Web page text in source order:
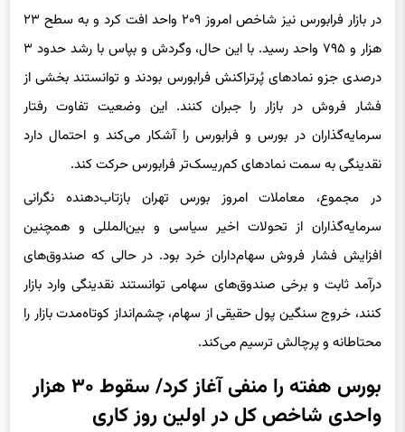
در بازار فرابورس نیز شاخص امروز ۲۰۹ واحد افت کرد و به سطح ۲۳
هزار و ۷۹۵ واحد رسید. با این حال، وگردش و بپاس با رشد حدود ۳
درصدی جزو نمادهای پُرتراکنش فرابورس بودند و توانستند بخشی از
فشار فروش در بازار را جبران کنند. این وضعیت تفاوت رفتار
سرمایه‌گذاران در بورس و فرابورس را آشکار می‌کند و احتمال دارد
نقدینگی به سمت نمادهای کم‌ریسک‌تر فرابورس حرکت کند.
در مجموع، معاملات امروز بورس تهران بازتاب‌دهنده نگرانی
سرمایه‌گذاران از تحولات اخیر سیاسی و بین‌المللی و همچنین
افزایش فشار فروش سهام‌داران خرد بود. در حالی که صندوق‌های
درآمد ثابت و برخی صندوق‌های سهامی توانستند نقدینگی وارد بازار
کنند، خروج سنگین پول حقیقی از سهام، چشم‌انداز کوتاه‌مدت بازار را
محتاطانه و پرچالش ترسیم می‌کند.
بورس هفته را منفی آغاز کرد/ سقوط ۳۰ هزار
واحدی شاخص کل در اولین روز کاری